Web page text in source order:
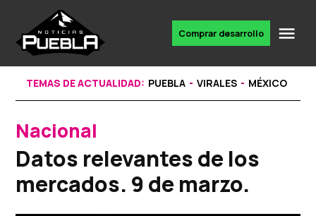
content
noticias
Comprar desarrollo
TEMAS DE ACTUALIDAD: PUEBLA VIRALES MÉXICO
POSTED
IN
Nacional
Datos relevantes de los
mercados. 9 de marzo.